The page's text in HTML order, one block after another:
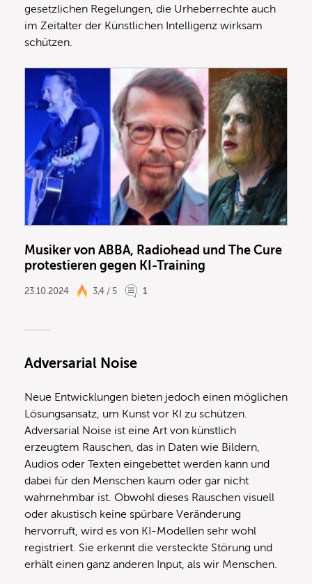
gesetzlichen Regelungen, die Urheberrechte auch
im Zeitalter der Künstlichen Intelligenz wirksam
schützen.
Musiker von ABBA, Radiohead und The Cure
protestieren gegen KI-Training
23.10.2024 3,4 / 5 1
Adversarial Noise
Neue Entwicklungen bieten jedoch einen möglichen
Lösungsansatz, um Kunst vor KI zu schützen.
Adversarial Noise ist eine Art von künstlich
erzeugtem Rauschen, das in Daten wie Bildern,
Audios oder Texten eingebettet werden kann und
dabei für den Menschen kaum oder gar nicht
wahrnehmbar ist. Obwohl dieses Rauschen visuell
oder akustisch keine spürbare Veränderung
hervorruft, wird es von KI-Modellen sehr wohl
registriert. Sie erkennt die versteckte Störung und
erhält einen ganz anderen Input, als wir Menschen.